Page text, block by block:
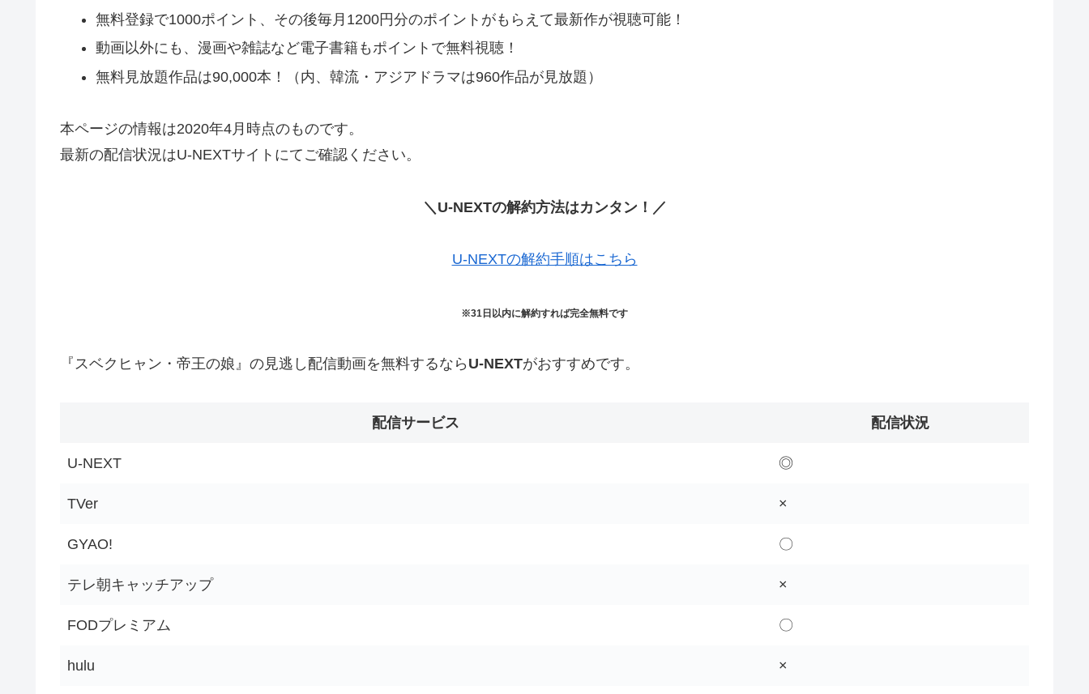
無料登録で1000ポイント、その後毎月1200円分のポイントがもらえて最新作が視聴可能！
動画以外にも、漫画や雑誌など電子書籍もポイントで無料視聴！
無料見放題作品は90,000本！（内、韓流・アジアドラマは960作品が見放題）
本ページの情報は2020年4月時点のものです。
最新の配信状況はU-NEXTサイトにてご確認ください。
＼U-NEXTの解約方法はカンタン！／
U-NEXTの解約手順はこちら
※31日以内に解約すれば完全無料です
『スベクヒャン・帝王の娘』の見逃し配信動画を無料するなら U-NEXTがおすすめです。
配信サービス 配信状況
U-NEXT ◎
TVer ×
GYAO! 〇
テレ朝キャッチアップ ×
FODプレミアム 〇
hulu ×